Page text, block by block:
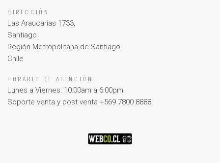
DIRECCIÓN
Las Araucarias 1733,
Santiago
Región Metropolitana de Santiago
Chile
HORARIO DE ATENCIÓN
Lunes a Viernes: 10:00am a 6:00pm
Soporte venta y post venta +569 7800 8888.